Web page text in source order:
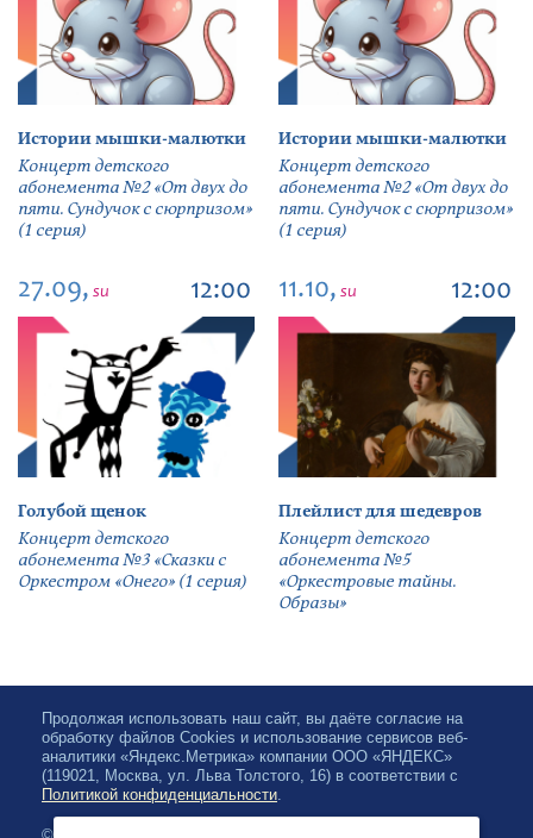
Истории мышки-малютки
Концерт детского
абонемента №2 «От двух до
пяти. Сундучок с сюрпризом»
(1 серия)
Истории мышки-малютки
Концерт детского
абонемента №2 «От двух до
пяти. Сундучок с сюрпризом»
(1 серия)
27.09, su 12:00
Голубой щенок
Концерт детского
абонемента №3 «Сказки с
Оркестром «Онего» (1 серия)
11.10, su 12:00
Плейлист для шедевров
Концерт детского
абонемента №5
«Оркестровые тайны.
Образы»
Продолжая использовать наш сайт, вы даёте согласие на
обработку файлов Cookies и использование сервисов веб-
аналитики «Яндекс.Метрика» компании ООО «ЯНДЕКС»
(119021, Москва, ул. Льва Толстого, 16) в соответствии с
Политикой конфиденциальности.